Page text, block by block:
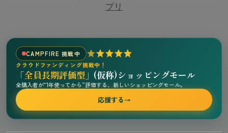
プリ
CAMPFIRE 挑戦中
クラウドファンディング挑戦中！
「全員長期評価型」 (仮称)ショッピングモール
全購入者が“1年使ってから”評価する、新しいショッピングモール。
応援する→